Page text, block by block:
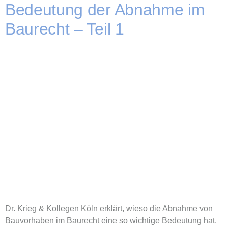
Bedeutung der Abnahme im
Baurecht – Teil 1
Dr. Krieg & Kollegen Köln erklärt, wieso die Abnahme von
Bauvorhaben im Baurecht eine so wichtige Bedeutung hat.